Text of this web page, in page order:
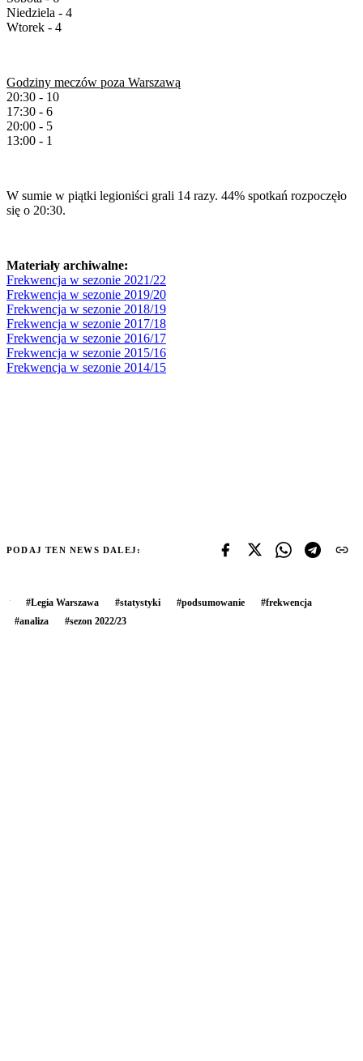
Niedziela - 4
Wtorek - 4
Godziny meczów poza Warszawą
20:30 - 10
17:30 - 6
20:00 - 5
13:00 - 1
W sumie w piątki legioniści grali 14 razy. 44% spotkań rozpoczęło
się o 20:30.
Materiały archiwalne:
Frekwencja w sezonie 2021/22
Frekwencja w sezonie 2019/20
Frekwencja w sezonie 2018/19
Frekwencja w sezonie 2017/18
Frekwencja w sezonie 2016/17
Frekwencja w sezonie 2015/16
Frekwencja w sezonie 2014/15
PODAJ TEN NEWS DALEJ:
#Legia Warszawa #statystyki #podsumowanie #frekwencja
#analiza #sezon 2022/23